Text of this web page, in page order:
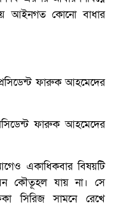
আইনগত কোনো বাধার
ফারুক আহমেদের
একাধিকবার বিষয়টি
কৌতূহল যায় না। সে
সিরিজ সামনে রেখে